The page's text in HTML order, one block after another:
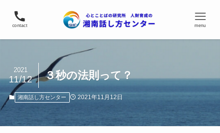
contact menu
３秒の法則って？
2021
11/12
湘南話し方センター 2021年11月12日